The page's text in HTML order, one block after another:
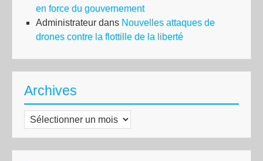
en force du gouvernement
Administrateur dans Nouvelles attaques de
drones contre la flottille de la liberté
Archives
Archives